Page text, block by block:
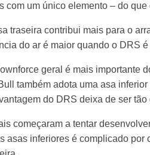
com um único elemento – do que
traseira contribui mais para o
do ar é maior quando o DRS é
geral é mais importante
também adota uma asa
do DRS deixa de ser tão
começaram a tentar
asas inferiores é complicado por